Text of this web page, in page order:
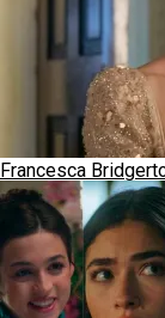
Francesca